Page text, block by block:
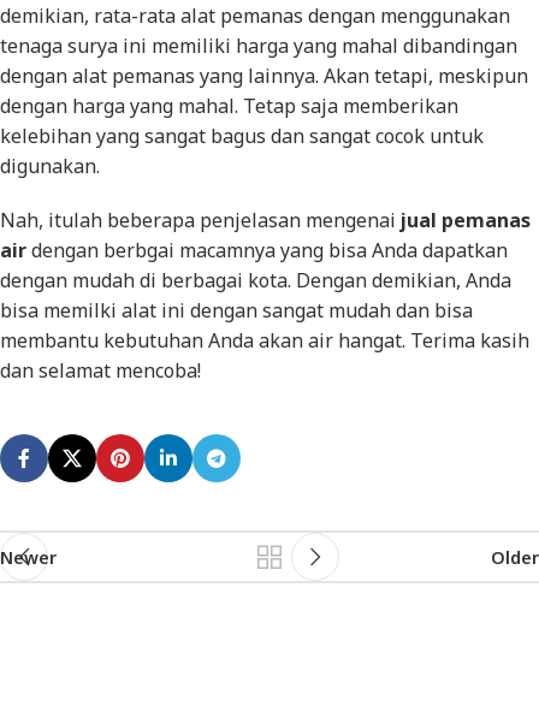
demikian, rata-rata alat pemanas dengan menggunakan
tenaga surya ini memiliki harga yang mahal dibandingan
dengan alat pemanas yang lainnya. Akan tetapi, meskipun
dengan harga yang mahal. Tetap saja memberikan
kelebihan yang sangat bagus dan sangat cocok untuk
digunakan.
Nah, itulah beberapa penjelasan mengenai jual pemanas
airdengan berbgai macamnya yang bisa Anda dapatkan
dengan mudah di berbagai kota. Dengan demikian, Anda
bisa memilki alat ini dengan sangat mudah dan bisa
membantu kebutuhan Anda akan air hangat. Terima kasih
dan selamat mencoba!
Newer Older